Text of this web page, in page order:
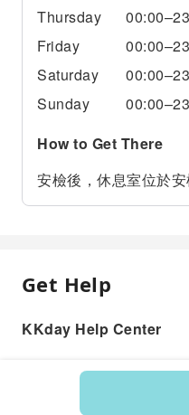
Thursday
Friday
Saturday
Sunday
How to Get There
安檢後，休息室位於安
Get Help
KKday Help Center